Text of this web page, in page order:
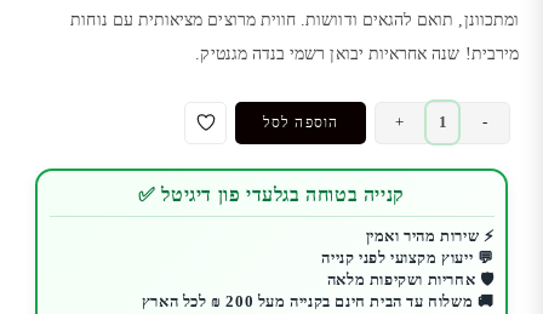
₪ 1,890.00.
₪ 1,790.00.
ומתכוונן, תואם להגאים ודוושות. חווית מרוצים מציאותית עם נוחות
מירבית! שנה אחראיות יבואן רשמי בנדה מגנטיק.
-
כמות
של
כיסא
סימולטור
מירוצים
|
Simulator
+ הוספה לסל
קנייה בטוחה בגלעדי פון דיגיטל ✅
⚡ שירות מהיר ואמין
💬 ייעוץ מקצועי לפני קנייה
🛡️ אחריות ושקיפות מלאה
🚚 משלוח עד הבית חינם בקנייה מעל 200 ₪ לכל הארץ